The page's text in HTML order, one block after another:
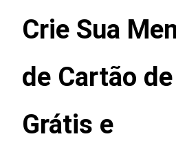
Crie Sua
de Cartão
Grátis e